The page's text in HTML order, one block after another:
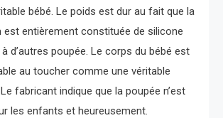
bébé. Le poids est dur au fait que la
est entièrement constituée de silicone
d’autres poupée. Le corps du bébé est
au toucher comme une véritable
fabricant indique que la poupée n’est
les enfants et heureusement.